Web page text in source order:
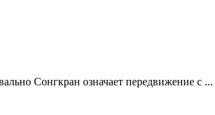
Сонгкран означает передвижение с ...